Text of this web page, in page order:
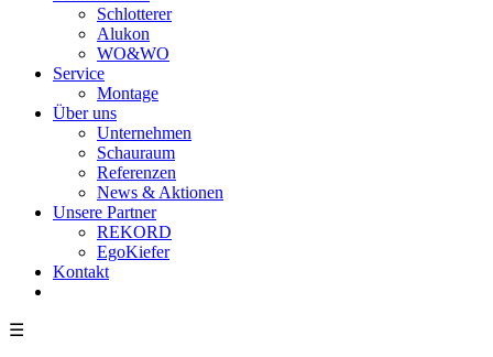
Schlotterer
Alukon
WO&WO
Service
Montage
Über uns
Unternehmen
Schauraum
Referenzen
News & Aktionen
Unsere Partner
REKORD
EgoKiefer
Kontakt
☰